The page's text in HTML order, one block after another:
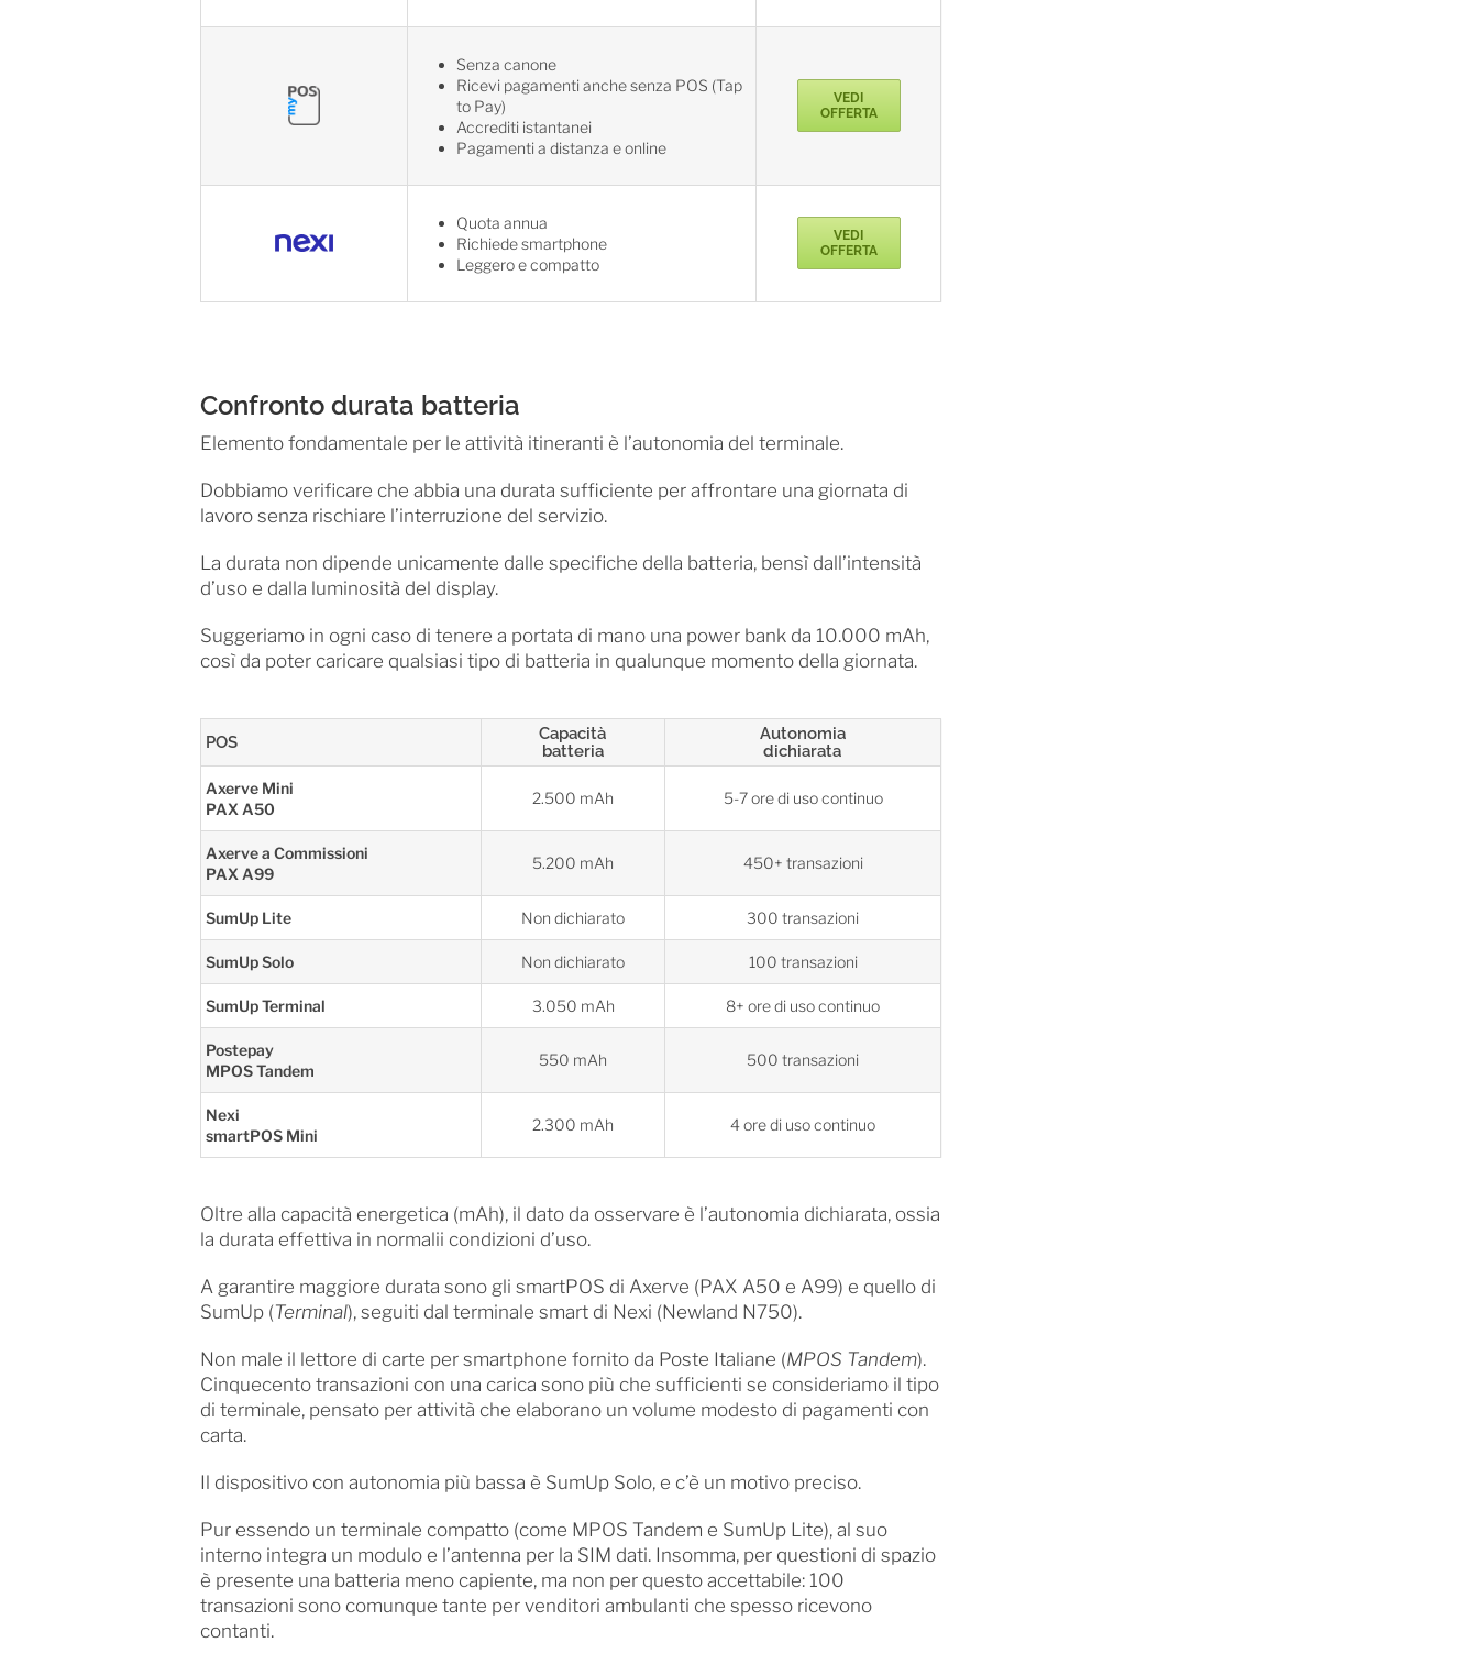
Senza canone
Ricevi pagamenti anche senza POS (Tap
to Pay)
Accrediti istantanei
Pagamenti a distanza e online
VEDI
OFFERTA
Quota annua
Richiede smartphone
Leggero e compatto
VEDI
OFFERTA
Confronto durata batteria
Elemento fondamentale per le attività itineranti è l’autonomia del terminale.
Dobbiamo verificare che abbia una durata sufficiente per affrontare una giornata di
lavoro senza rischiare l’interruzione del servizio.
La durata non dipende unicamente dalle specifiche della batteria, bensì dall’intensità
d’uso e dalla luminosità del display.
Suggeriamo in ogni caso di tenere a portata di mano una power bank da 10.000 mAh,
così da poter caricare qualsiasi tipo di batteria in qualunque momento della giornata.
POS
Capacità
batteria
Autonomia
dichiarata
Axerve Mini
PAX A50
2.500 mAh 5-7 ore di uso continuo
Axerve a Commissioni
PAX A99
5.200 mAh 450+ transazioni
SumUp Lite Non dichiarato 300 transazioni
SumUp Solo Non dichiarato 100 transazioni
SumUp Terminal 3.050 mAh 8+ ore di uso continuo
Postepay
MPOS Tandem
550 mAh 500 transazioni
Nexi
smartPOS Mini
2.300 mAh 4 ore di uso continuo
Oltre alla capacità energetica (mAh), il dato da osservare è l’autonomia dichiarata, ossia
la durata effettiva in normalii condizioni d’uso.
A garantire maggiore durata sono gli smartPOS di Axerve (PAX A50 e A99) e quello di
SumUp (Terminal), seguiti dal terminale smart di Nexi (Newland N750).
Non male il lettore di carte per smartphone fornito da Poste Italiane (MPOS Tandem).
Cinquecento transazioni con una carica sono più che sufficienti se consideriamo il tipo
di terminale, pensato per attività che elaborano un volume modesto di pagamenti con
carta.
Il dispositivo con autonomia più bassa è SumUp Solo, e c’è un motivo preciso.
Pur essendo un terminale compatto (come MPOS Tandem e SumUp Lite), al suo
interno integra un modulo e l’antenna per la SIM dati. Insomma, per questioni di spazio
è presente una batteria meno capiente, ma non per questo accettabile: 100
transazioni sono comunque tante per venditori ambulanti che spesso ricevono
contanti.